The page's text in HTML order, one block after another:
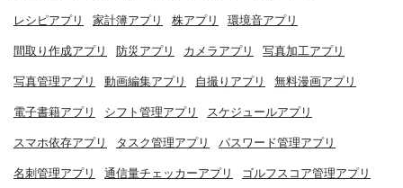
レシピアプリ 家計簿アプリ 株アプリ 環境音アプリ
間取り作成アプリ 防災アプリ カメラアプリ 写真加工アプリ
写真管理アプリ 動画編集アプリ 自撮りアプリ 無料漫画アプリ
電子書籍アプリ シフト管理アプリ スケジュールアプリ
スマホ依存アプリ タスク管理アプリ パスワード管理アプリ
名刺管理アプリ 通信量チェッカーアプリ ゴルフスコア管理アプリ